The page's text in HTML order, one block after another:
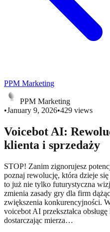
PPM Marketing
PPM Marketing
•January 9, 2026•429 views
Voicebot AI:
klienta i sprzedaży
STOP! Zanim zignorujesz
poznaj rewolucję, która dzieje
to już nie tylko futurystyczna
zmienia zasady gry dla firm
zwiększenia konkurencyjności.
voicebot AI przekształca
dostarczając mierza…